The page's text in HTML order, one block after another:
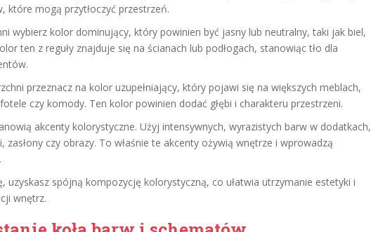
które mogą przytłoczyć przestrzeń.
wybierz kolor dominujący, który powinien być jasny lub neutralny, taki jak biel,
ten z reguły znajduje się na ścianach lub podłogach, stanowiąc tło dla
przeznacz na kolor uzupełniający, który pojawi się na większych meblach,
czy komody. Ten kolor powinien dodać głębi i charakteru przestrzeni.
akcenty kolorystyczne. Użyj intensywnych, wyrazistych barw w dodatkach,
zasłony czy obrazy. To właśnie te akcenty ożywią wnętrze i wprowadzą
uzyskasz spójną kompozycję kolorystyczną, co ułatwia utrzymanie estetyki i
wnętrz.